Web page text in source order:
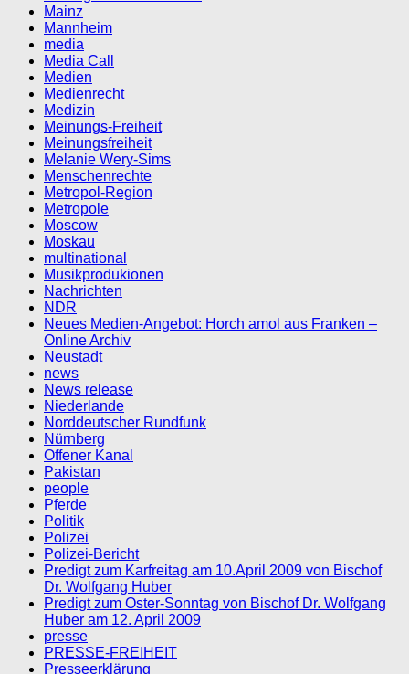
Mainz
Mannheim
media
Media Call
Medien
Medienrecht
Medizin
Meinungs-Freiheit
Meinungsfreiheit
Melanie Wery-Sims
Menschenrechte
Metropol-Region
Metropole
Moscow
Moskau
multinational
Musikprodukionen
Nachrichten
NDR
Neues Medien-Angebot: Horch amol aus Franken –
Online Archiv
Neustadt
news
News release
Niederlande
Norddeutscher Rundfunk
Nürnberg
Offener Kanal
Pakistan
people
Pferde
Politik
Polizei
Polizei-Bericht
Predigt zum Karfreitag am 10.April 2009 von Bischof
Dr. Wolfgang Huber
Predigt zum Oster-Sonntag von Bischof Dr. Wolfgang
Huber am 12. April 2009
presse
PRESSE-FREIHEIT
Presseerklärung